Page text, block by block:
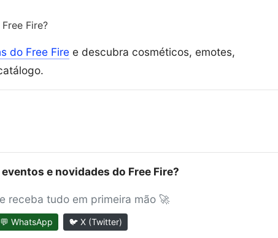
Fire?
do Free Fire e descubra cosméticos, emotes,
e novidades do Free Fire?
receba tudo em primeira mão 🚀
💬 WhatsApp 🐦 X (Twitter)